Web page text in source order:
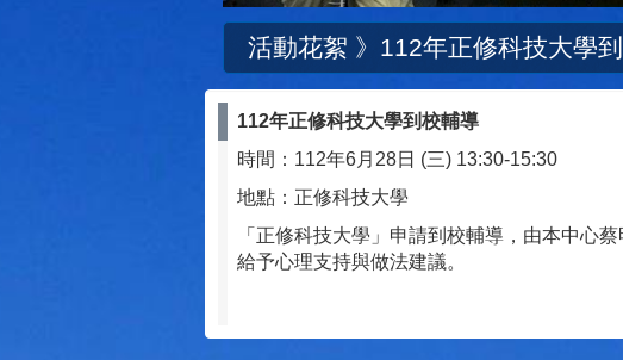
活動花絮 》 112年正修科技大學
112年正修科技大學到校輔導
時間：112年6月28日 (三) 13:30-15:30
地點：正修科技大學
「正修科技大學」申請到校輔導，由本中心
給予心理支持與做法建議。